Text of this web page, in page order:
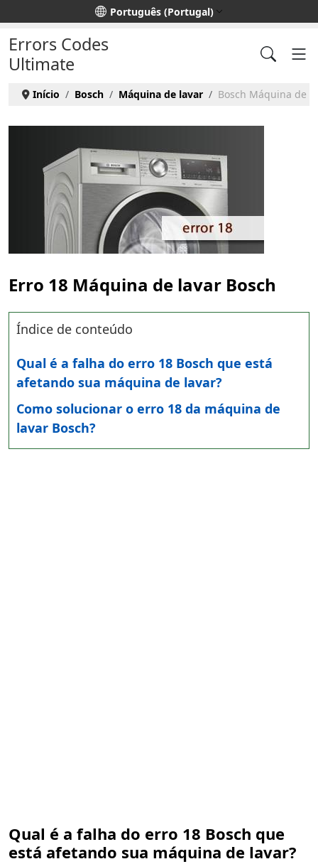
Escolha o seu idioma Português (Portugal)
Errors Codes
Ultimate
Início Bosch Máquina de lavar Bosch Máquina de
Erro 18 Máquina de lavar Bosch
Índice de conteúdo
Qual é a falha do erro 18 Bosch que está
afetando sua máquina de lavar?
Como solucionar o erro 18 da máquina de
lavar Bosch?
Qual é a falha do erro 18 Bosch que
está afetando sua máquina de lavar?